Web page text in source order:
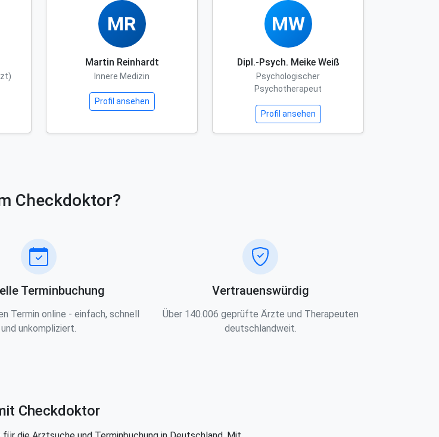
MR
Martin Reinhardt
Innere Medizin
Profil ansehen
MW
Dipl.-Psych. Meike Weiß
Psychologischer
Psychotherapeut
Profil ansehen
Checkdoktor?
Terminbuchung
Termin online - einfach, schnell
und unkompliziert.
Vertrauenswürdig
Über 140.006 geprüfte Ärzte und Therapeuten
deutschlandweit.
Checkdoktor